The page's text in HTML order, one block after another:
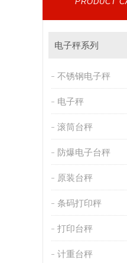
电子秤系列
不锈钢电子秤
电子秤
滚筒台秤
防爆电子台秤
原装台秤
条码打印秤
打印台秤
计重台秤